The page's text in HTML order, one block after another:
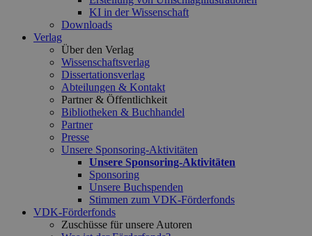
KI in der Wissenschaft
Downloads
Verlag
Über den Verlag
Wissenschaftsverlag
Dissertationsverlag
Abteilungen & Kontakt
Partner & Öffentlichkeit
Bibliotheken & Buchhandel
Partner
Presse
Unsere Sponsoring-Aktivitäten
Unsere Sponsoring-Aktivitäten
Sponsoring
Unsere Buchspenden
Stimmen zum VDK-Förderfonds
VDK-Förderfonds
Zuschüsse für unsere Autoren